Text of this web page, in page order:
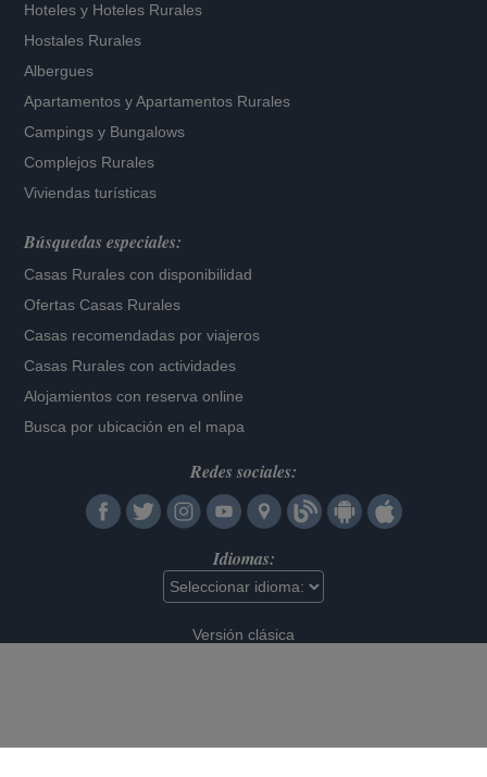
Hoteles y Hoteles Rurales
Hostales Rurales
Albergues
Apartamentos yApartamentos Rurales
Campings y Bungalows
Complejos Rurales
Viviendas turísticas
Búsquedas especiales:
Casas Rurales con disponibilidad
Ofertas Casas Rurales
Casas recomendadas por viajeros
Casas Rurales con actividades
Alojamientos con reserva online
Busca por ubicación en el mapa
Redes sociales:
Idiomas:
Versión clásica